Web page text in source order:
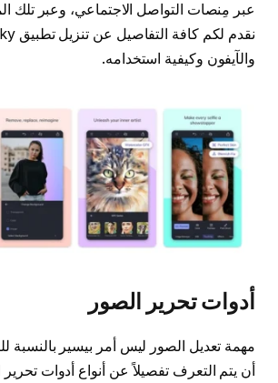
عبر مِنصات التواصل الاجتماعي، وعبر تلك
والآيفون وكيفية استخدامه.
أدوات تحرير الصور
مهمة تعديل الصور ليس أمر بيسير بالنسبة
أن يتم التعرف تفصيلاً عن أنواع أدوات تحرير